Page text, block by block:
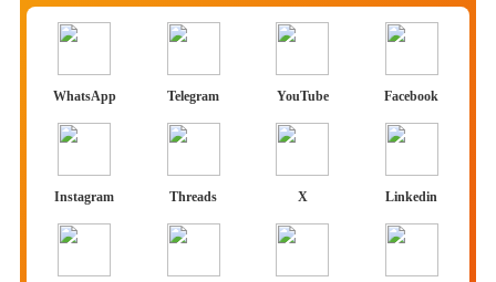
WhatsApp Telegram YouTube Facebook
Instagram Threads X Linkedin